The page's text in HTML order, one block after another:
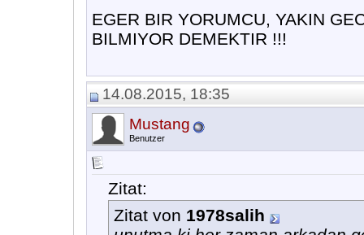
EGER BIR YORUMCU, YAKIN
BILMIYOR DEMEKTIR !!!
14.08.2015, 18:35
Mustang
Benutzer
Zitat:
Zitat von 1978salih